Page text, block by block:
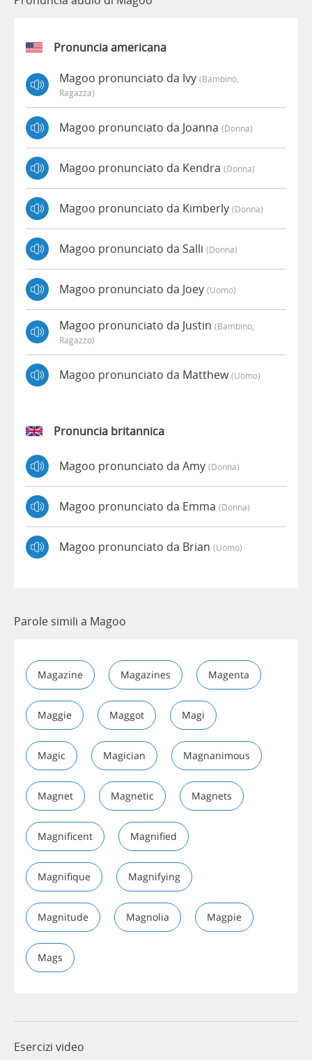
Pronuncia americana
Magoo pronunciato da Ivy (bambino,
Ragazza)
Magoo pronunciato da Joanna (donna)
Magoo pronunciato da Kendra (donna)
Magoo pronunciato da Kimberly (donna)
Magoo pronunciato da Salli (donna)
Magoo pronunciato da Joey (uomo)
Magoo pronunciato da Justin (bambino,
Ragazzo)
Magoo pronunciato da Matthew(uomo)
Pronuncia britannica
Magoo pronunciato da Amy (donna)
Magoo pronunciato da Emma (donna)
Magoo pronunciato da Brian (uomo)
Parole simili a Magoo
Magazine Magazines Magenta
Maggie Maggot Magi
Magic Magician Magnanimous
Magnet Magnetic Magnets
Magnificent Magnified
Magnifique Magnifying
Magnitude Magnolia Magpie
Mags
Esercizi video